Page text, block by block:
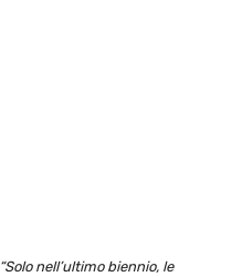
“Solo nell’ultimo biennio, le